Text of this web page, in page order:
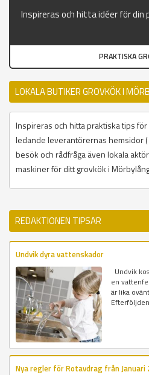
Inspireras och hitta idéer för din
PRAKTISKA
LOKALA BUTIKER GROVKÖK I
Inspireras och hitta praktiska tips
ledande leverantörernas hemsidor
besök och rådfråga även lokala
maskiner för ditt grovkök i
REDAKTIONEN TIPSAR
Undvik dyra vattenskador
Undvik
en
är lika
Nya regler för Rotavdrag från Januari